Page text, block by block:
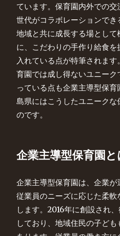
ています。保育園内外での
世代がコラボレーションでき
地域と共に成長する場とし
に、こだわりの手作り給食
入れている点が特筆されま
育園では成し得ないユニー
っている点も企業主導型保
島県にはこうしたユニーク
のです。
企業主導型保育園と
企業主導型保育園は、企業が
従業員のニーズに応じた柔
します。2016年に創設され
しており、地域住民の子ど